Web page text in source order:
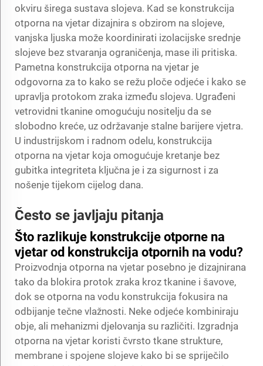
okviru širega sustava slojeva. Kad se konstrukcija
otporna na vjetar dizajnira s obzirom na slojeve,
vanjska ljuska može koordinirati izolacijske srednje
slojeve bez stvaranja ograničenja, mase ili pritiska.
Pametna konstrukcija otporna na vjetar je
odgovorna za to kako se režu ploče odjeće i kako se
upravlja protokom zraka između slojeva. Ugrađeni
vetrovidni tkanine omogućuju nositelju da se
slobodno kreće, uz održavanje stalne barijere vjetra.
U industrijskom i radnom odelu, konstrukcija
otporna na vjetar koja omogućuje kretanje bez
gubitka integriteta ključna je i za sigurnost i za
nošenje tijekom cijelog dana.
Često se javljaju pitanja
Što razlikuje konstrukcije otporne na
vjetar od konstrukcija otpornih na vodu?
Proizvodnja otporna na vjetar posebno je dizajnirana
tako da blokira protok zraka kroz tkanine i šavove,
dok se otporna na vodu konstrukcija fokusira na
odbijanje tečne vlažnosti. Neke odjeće kombiniraju
obje, ali mehanizmi djelovanja su različiti. Izgradnja
otporna na vjetar koristi čvrsto tkane strukture,
membrane i spojene slojeve kako bi se spriječilo